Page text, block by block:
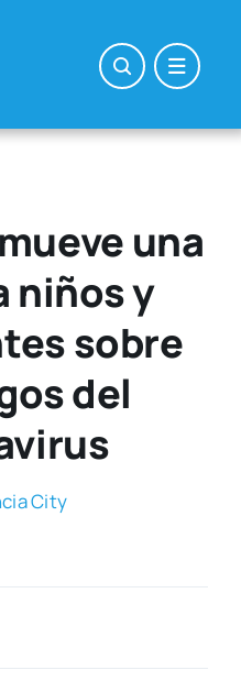
una
niños y
sobre
del
City